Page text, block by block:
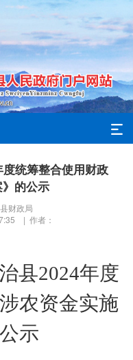
统筹整合使用财政
的公示
财政局
| 作者：
县2024年度
农资金实施
示